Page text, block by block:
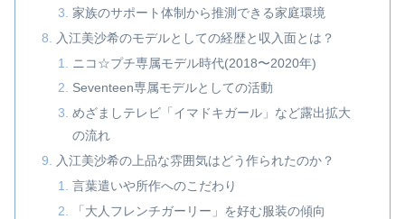
家族のサポート体制から推測できる家庭環境
入江美沙希のモデルとしての経歴と収入面とは？
ニコ☆プチ専属モデル時代(2018〜2020年)
Seventeen専属モデルとしての活動
めざましテレビ「イマドキガール」など露出拡大
の流れ
入江美沙希の上品な雰囲気はどう作られたのか？
言葉遣いや所作へのこだわり
「大人フレンチガーリー」を好む服装の傾向